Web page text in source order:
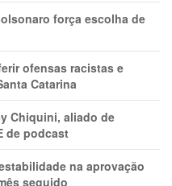
força escolha de
ofensas racistas e
Catarina
Chiquini, aliado de
de podcast
na aprovação
seguido